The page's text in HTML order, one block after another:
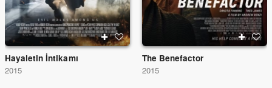
Hayaletin İntikamı
2015
The Benefactor
2015